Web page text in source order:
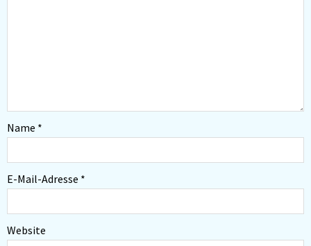
Name *
E-Mail-Adresse *
Website